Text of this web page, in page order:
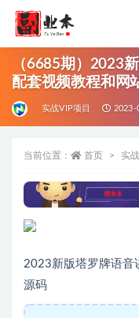
（6685期）2023
配套视频教程和网
实战VIP项目 2023-
当前位置： 首页 实
2023新版塔罗牌语音
源码